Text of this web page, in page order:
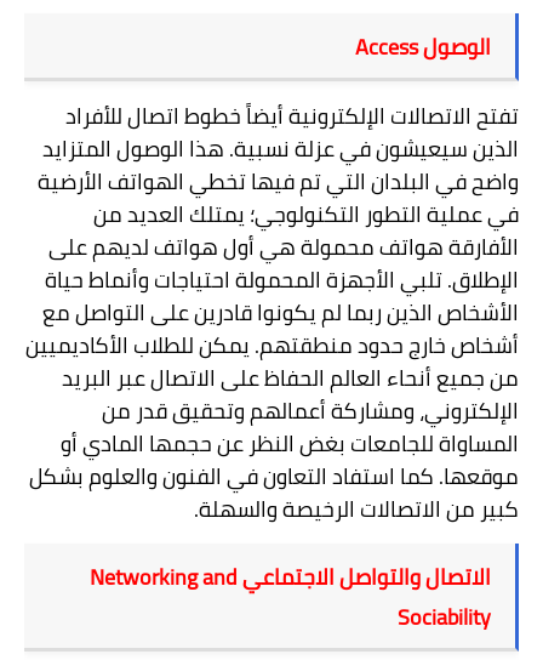
الوصولAccess
تفتح الاتصالات الإلكترونية أيضاً خطوط اتصال للأفراد
الذين سيعيشون في عزلة نسبية. هذا الوصول المتزايد
واضح في البلدان التي تم فيها تخطي الهواتف الأرضية
في عملية التطور التكنولوجي؛ يمتلك العديد من
الأفارقة هواتف محمولة هي أول هواتف لديهم على
الإطلاق. تلبي الأجهزة المحمولة احتياجات وأنماط حياة
الأشخاص الذين ربما لم يكونوا قادرين على التواصل مع
أشخاص خارج حدود منطقتهم. يمكن للطلاب الأكاديميين
من جميع أنحاء العالم الحفاظ على الاتصال عبر البريد
الإلكتروني، ومشاركة أعمالهم وتحقيق قدر من
المساواة للجامعات بغض النظر عن حجمها المادي أو
موقعها. كما استفاد التعاون في الفنون والعلوم بشكل
كبير من الاتصالات الرخيصة والسهلة.
الاتصال والتواصل الاجتماعيNetworking and
Sociability